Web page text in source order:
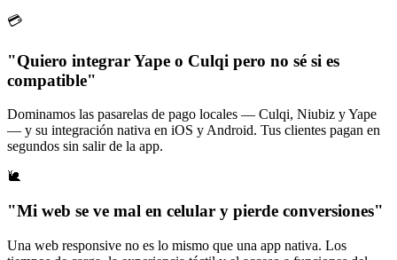
💳
"Quiero integrar Yape o Culqi pero no sé si es
compatible"
Dominamos las pasarelas de pago locales — Culqi, Niubiz y Yape
— y su integración nativa en iOS y Android. Tus clientes pagan en
segundos sin salir de la app.
🐌
"Mi web se ve mal en celular y pierde conversiones"
Una web responsive no es lo mismo que una app nativa. Los